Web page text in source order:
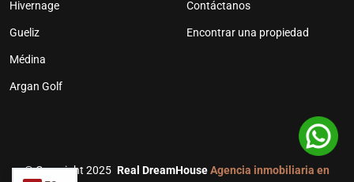
Hivernage
Gueliz
Médina
Argan Golf
Contáctanos
Encontrar una propiedad
©Copyright 2025 Real DreamHouseAgencia inmobiliaria en